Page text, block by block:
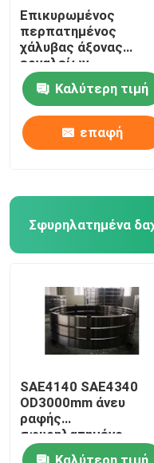
Επικυρωμένος
περπατημένος
χάλυβας άξονας
εργαλείων
σφυρηλατημένων
κομματιών Sae1045
Sae4140 Sae8620
34crnimo6 ο ISO
Καλύτερη τιμή
επαφή
Σφυρηλατημένα
SAE4140 SAE4340
OD3000mm άνευ
ραφής
σφυρηλατημένο
σφυρηλατημένο
Καλύτερη τιμή